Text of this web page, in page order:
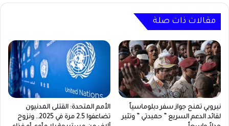
مقالات ذات صلة
نيروبي تمنح جواز سفر دبلوماسياً
لقائد الدعم السريع ” حميدتي ” وتثير
الأمم المتحدة: القتلى المدنيون
تضاعفوا 2.5 مرة في 2025.. ونزوح